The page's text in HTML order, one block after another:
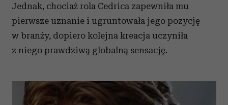
Jednak, chociaż rola Cedrica zapewniła mu
pierwsze uznanie i ugruntowała jego pozycję
w branży, dopiero kolejna kreacja uczyniła
z niego prawdziwą globalną sensację.